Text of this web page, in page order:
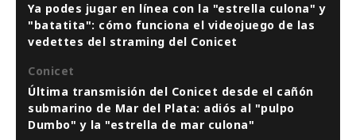
Ya podes jugar en línea con la "estrella culona" y
"batatita": cómo funciona el videojuego de las
vedettes del straming del Conicet
Conicet
Última transmisión del Conicet desde el cañón
submarino de Mar del Plata: adiós al "pulpo
Dumbo" y la "estrella de mar culona"